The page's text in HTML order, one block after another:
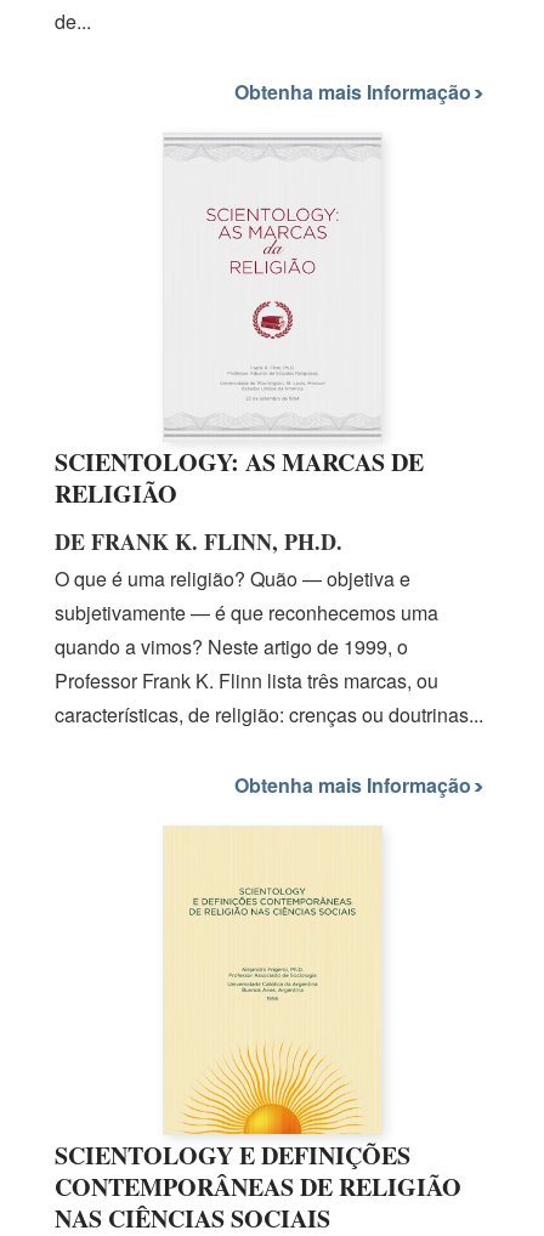
de...
Obtenha mais Informação
SCIENTOLOGY: AS MARCAS DE
RELIGIÃO
DE FRANK K. FLINN, PH.D.
O que é uma religião? Quão — objetiva e
subjetivamente — é que reconhecemos uma
quando a vimos? Neste artigode 1999, o
ProfessorFrank K. Flinn lista três marcas, ou
características, de religião: crenças ou doutrinas...
Obtenha mais Informação
SCIENTOLOGY E DEFINIÇÕES
CONTEMPORÂNEAS DE RELIGIÃO
NAS CIÊNCIAS SOCIAIS